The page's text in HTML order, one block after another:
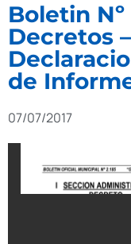
Boletin Nº
Decretos
de
07/07/2017